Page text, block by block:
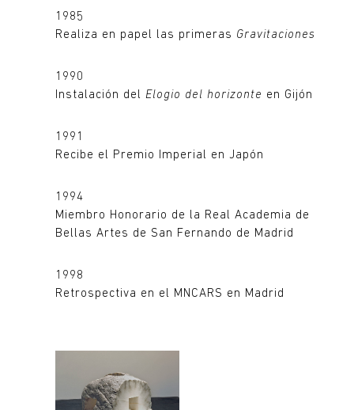
1985
Realiza en papel las primeras Gravitaciones
1990
Instalación del Elogio del horizonte en Gijón
1991
Recibe el Premio Imperial en Japón
1994
Miembro Honorario de la Real Academia de
Bellas Artes de San Fernando de Madrid
1998
Retrospectiva en el MNCARS en Madrid